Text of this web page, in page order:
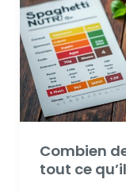
Combien
tout ce